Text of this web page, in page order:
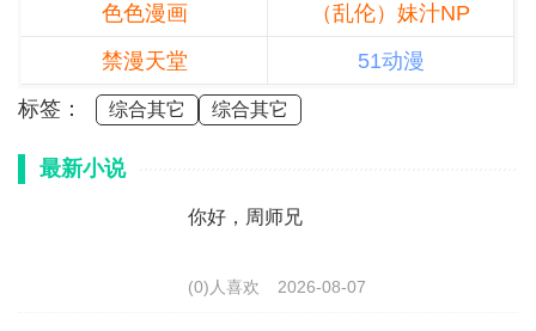
色色漫画
（乱伦）妹汁NP
禁漫天堂
51动漫
标签：
综合其它 综合其它
最新小说
你好，周师兄
(0)人喜欢 2026-08-07